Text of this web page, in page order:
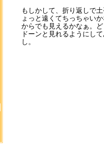
もしかして、折り返しで
ょっと遠くてちっちゃい
からでも見えるかなぁ。
ドーンと見れるようにし
し。